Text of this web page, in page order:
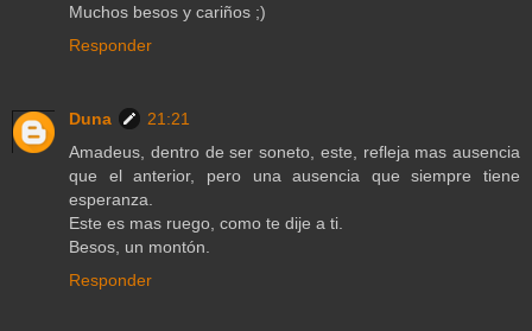
Muchos besos y cariños ;)
Responder
Duna
21:21
Amadeus, dentro de ser soneto, este, refleja mas ausencia
que el anterior, pero una ausencia que siempre tiene
esperanza.
Este es mas ruego, como te dije a ti.
Besos, un montón.
Responder